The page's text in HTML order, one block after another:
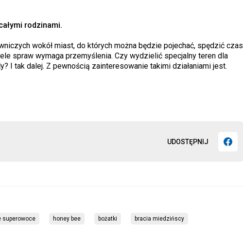
UDOSTĘPNIJ
rodzinami.
wokół miast, do których można będzie pojechać, spędzić czas
spraw wymaga przemyślenia. Czy wydzielić specjalny teren dla
I tak dalej. Z pewnością zainteresowanie takimi działaniami jest.
superowoce honey bee bożatki bracia miedzińscy